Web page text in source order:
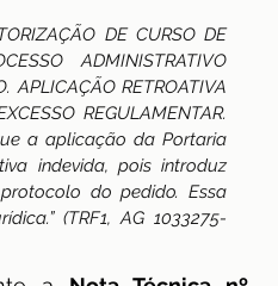
DE CURSO DE
ADMINISTRATIVO
APLICAÇÃO RETROATIVA
REGULAMENTAR.
que a aplicação da Portaria
indevida, pois introduz
do pedido. Essa
(TRF1, AG 1033275-